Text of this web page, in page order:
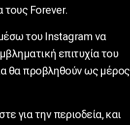
τους Forever.
του Instagram να
επιτυχία του
θα προβληθούν ως μέρος
για την περιοδεία, και